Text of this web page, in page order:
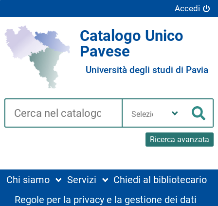
Accedi
Catalogo Unico
Pavese
Università degli studi di Pavia
Cerca su "Catalogo"
Ricerca avanzata
biblioteca
Chi siamo Servizi
Chiedi al bibliotecario
Regole per la privacy e la gestione dei dati